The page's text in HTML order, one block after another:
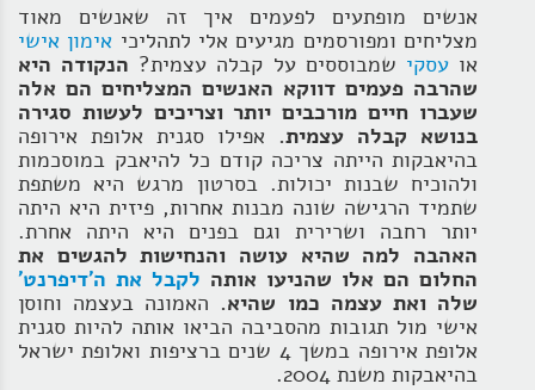
אנשים מופתעים לפעמים איך זה שאנשים מאוד
מצליחים ומפורסמים מגיעים אלי לתהליכי אימון אישי
אועסקי שמבוססים על קבלה עצמית? הנקודה היא
שהרבה פעמים דווקא האנשים המצליחים הם אלה
שעברו חיים מורכבים יותר וצריכים לעשות סגירה
בנושא קבלה עצמית. אפילו סגנית אלופת אירופה
בהיאבקות הייתה צריכה קודם כל להיאבק במוסכמות
ולהוכיח שבנות יכולות. בסרטון מרגש היא משתפת
שתמיד הרגישה שונה מבנות אחרות, פיזית היא היתה
יותר רחבה ושרירית וגם בפנים היא היתה אחרת.
האהבה למה שהיא עושה והנחישות להגשים את
החלום הם אלו שהניעו אותה לקבל את ה'דיפרנט'
שלה ואת עצמה כמו שהיא. האמונה בעצמה וחוסן
אישי מול תגובות מהסביבה הביאו אותה להיות סגנית
אלופת אירופה במשך 4 שנים ברציפות ואלופת ישראל
בהיאבקות משנת 2004.